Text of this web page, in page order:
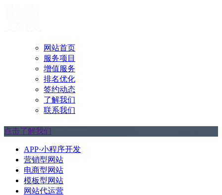
网站首页
服务项目
增值服务
排名优化
签约动态
了解我们
联系我们
点击了解我们
APP·小程序开发
营销型网站
电商型网站
模板型网站
网站代运营